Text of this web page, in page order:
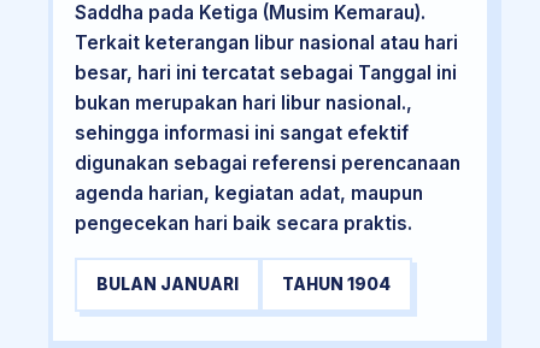
Saddha pada Ketiga (Musim Kemarau).
Terkait keterangan libur nasional atau hari
besar, hari ini tercatat sebagai Tanggal ini
bukan merupakan hari libur nasional.,
sehingga informasi ini sangat efektif
digunakan sebagai referensi perencanaan
agenda harian, kegiatan adat, maupun
pengecekan hari baik secara praktis.
BULAN JANUARI TAHUN 1904